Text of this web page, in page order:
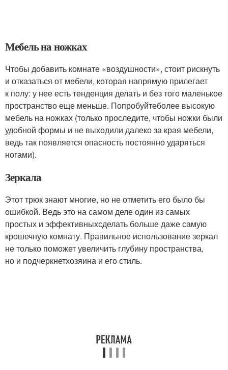
Мебель на ножках
Чтобы добавить комнате «воздушности», стоит рискнуть
и отказаться от мебели, которая напрямую прилегает
к полу: у нее есть тенденция делать и без того маленькое
пространство еще меньше. Попробуйтеболее высокую
мебель на ножках (только проследите, чтобы ножки были
удобной формы и не выходили далеко за края мебели,
ведь так появляется опасность постоянно ударяться
ногами).
Зеркала
Этот трюк знают многие, но не отметить его было бы
ошибкой. Ведь это на самом деле один из самых
простых и эффективныхсделать больше даже самую
крошечную комнату. Правильное использование зеркал
не только поможет увеличить глубину пространства,
но и подчеркнетхозяина и его стиль.